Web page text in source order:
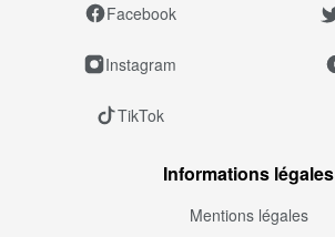
Facebook
Instagram
TikTok
Informations légales
Mentions légales